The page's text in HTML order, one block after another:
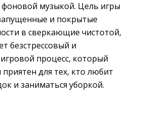
музыкой. Цель игры
и покрытые
в сверкающие чистотой,
безстрессовый и
процесс, который
приятен для тех, кто любит
и заниматься уборкой.